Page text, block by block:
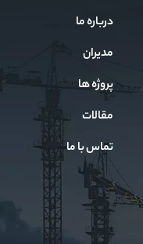
درباره ما
مدیران
پروژه ها
مقالات
تماس با ما